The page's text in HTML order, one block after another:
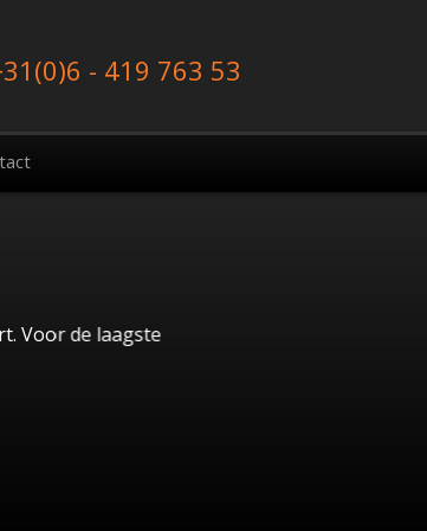
- 419 763 53
de laagste